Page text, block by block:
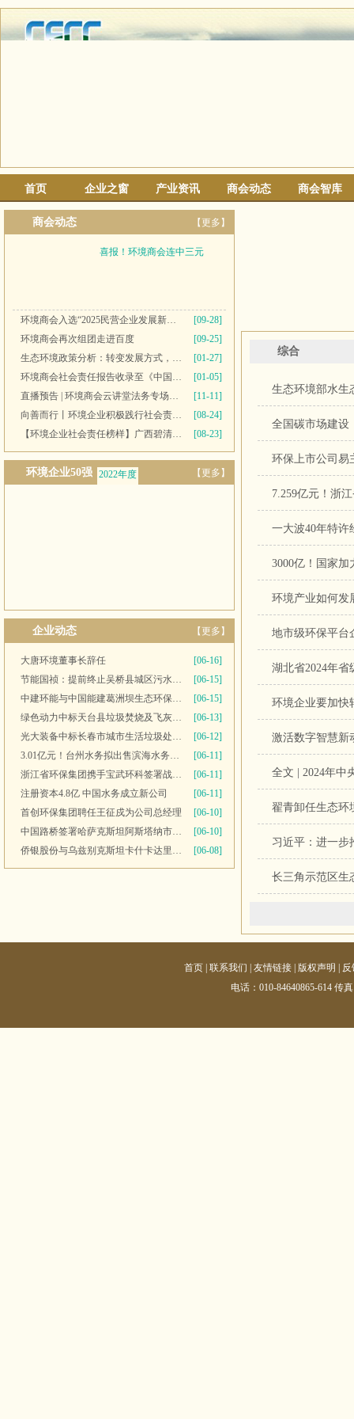
首页 企业之窗 产业资讯 商会动态 商会智库
商会动态 【更多】
喜报！环境商会连中三元
环境商会入选“2025民营企业发展新质生产力系列典型案例”
[09-28]
环境商会再次组团走进百度
[09-25]
生态环境政策分析：转变发展方式，推进“双碳”目标
[01-27]
环境商会社会责任报告收录至《中国民营企业社会责任报告》
[01-05]
直播预告 | 环境商会云讲堂法务专场第十一期
[11-11]
向善而行丨环境企业积极践行社会责任 彰显优秀榜样力量
[08-24]
【环境企业社会责任榜样】广西碧清源环保投资有限公司
[08-23]
环境企业50强 2022年度
【更多】
企业动态 【更多】
大唐环境董事长辞任
[06-16]
节能国祯：提前终止吴桥县城区污水处理厂PPP项目合同
[06-15]
中建环能与中国能建葛洲坝生态环保公司开展座谈交流
[06-15]
绿色动力中标天台县垃圾焚烧及飞灰填埋场运维服务
[06-13]
光大装备中标长春市城市生活垃圾处理中心渗滤液系统更新改造项目
[06-12]
3.01亿元！台州水务拟出售滨海水务全部股权
[06-11]
浙江省环保集团携手宝武环科签署战略合作协议
[06-11]
注册资本4.8亿 中国水务成立新公司
[06-11]
首创环保集团聘任王征戍为公司总经理
[06-10]
中国路桥签署哈萨克斯坦阿斯塔纳市2号污水处理厂项目商务合同
[06-10]
侨银股份与乌兹别克斯坦卡什卡达里亚州签署合作备忘录
[06-08]
综合
生态环境部水生
全国碳市场建设
环保上市公司易
一大波40年特许
3000亿！国家
环境产业如何发
地市级环保平台
湖北省2024年
环境企业要加快
激活数字智慧新
全文 | 2024年中
翟青卸任生态环
习近平：进一步
长三角示范区生
首页 |联系我们 |友情链接 版权声明
反
电话：010-84640865-614 传